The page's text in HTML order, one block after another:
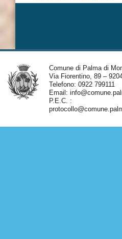
Comune di Palma di
Via Fiorentino, 89 –
Telefono: 0922 799111
Email:
P.E.C. :